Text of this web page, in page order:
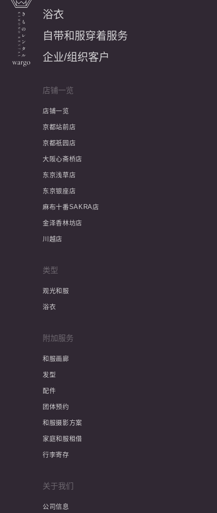
浴衣
自带和服穿着服务
企业/组织客户
店铺一览
店铺一览
京都站前店
京都祇园店
大阪心斋桥店
东京浅草店
东京银座店
麻布十番SAKRA店
金泽香林坊店
川越店
类型
观光和服
浴衣
附加服务
和服画廊
发型
配件
团体预约
和服摄影方案
家庭和服租借
行李寄存
关于我们
公司信息